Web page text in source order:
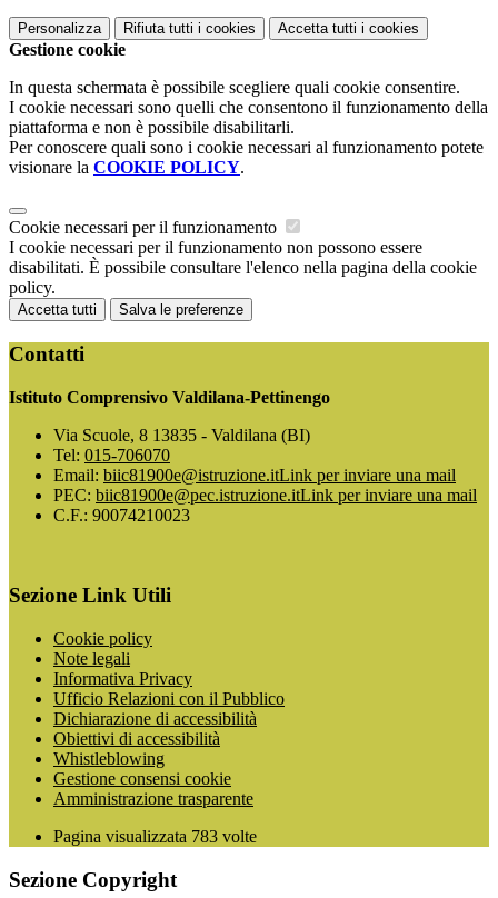
Personalizza Rifiuta tutti i cookies Accetta tutti i cookies
Gestione cookie
In questa schermata è possibile scegliere quali cookie consentire.
I cookie necessari sono quelli che consentono il funzionamento della
piattaforma e non è possibile disabilitarli.
Per conoscere quali sono i cookie necessari al funzionamento potete
visionare la COOKIE POLICY.
Cookie necessari per il funzionamento
I cookie necessari per il funzionamento non possono essere
disabilitati. È possibile consultare l'elenco nella pagina della cookie
policy.
Accetta tutti Salva le preferenze
Contatti
Istituto Comprensivo Valdilana-Pettinengo
Via Scuole, 8 13835 - Valdilana (BI)
Tel: 015-706070
Email: biic81900e@istruzione.itLink per inviare una mail
PEC: biic81900e@pec.istruzione.itLink per inviare una mail
C.F.: 90074210023
Sezione Link Utili
Cookie policy
Note legali
Informativa Privacy
Ufficio Relazioni con il Pubblico
Dichiarazione di accessibilità
Obiettivi di accessibilità
Whistleblowing
Gestione consensi cookie
Amministrazione trasparente
Pagina visualizzata 783 volte
Sezione Copyright